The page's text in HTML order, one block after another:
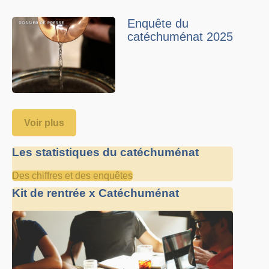
Enquête du
catéchuménat 2025
Voir plus
Les statistiques du catéchuménat
Des chiffres et des enquêtes
Kit de rentrée x Catéchuménat